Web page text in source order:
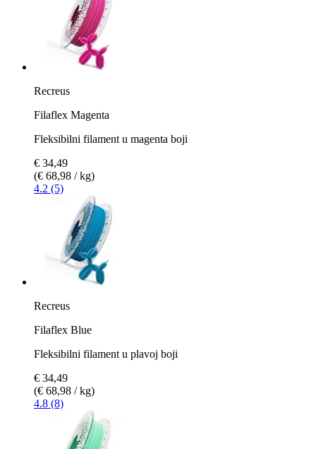
Recreus
Filaflex Magenta
Fleksibilni filament u magenta boji
€ 34,49
(€ 68,98 / kg)
4.2 (5)
Recreus
Filaflex Blue
Fleksibilni filament u plavoj boji
€ 34,49
(€ 68,98 / kg)
4.8 (8)